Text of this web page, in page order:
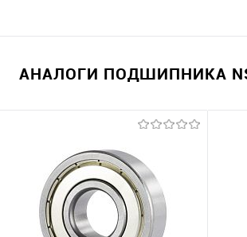
АНАЛОГИ ПОДШИПНИКА